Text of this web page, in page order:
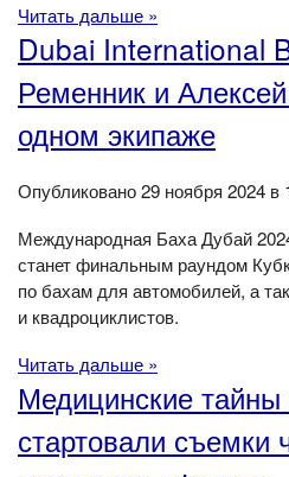
Читать дальше »
Dubai International
Ременник и
одном экипаже
Опубликовано 29 ноября 2024 в
Международная Баха Дубай
станет финальным раундом
по бахам для автомобилей, а
и квадроциклистов.
Читать дальше »
Медицинские
стартовали съемки